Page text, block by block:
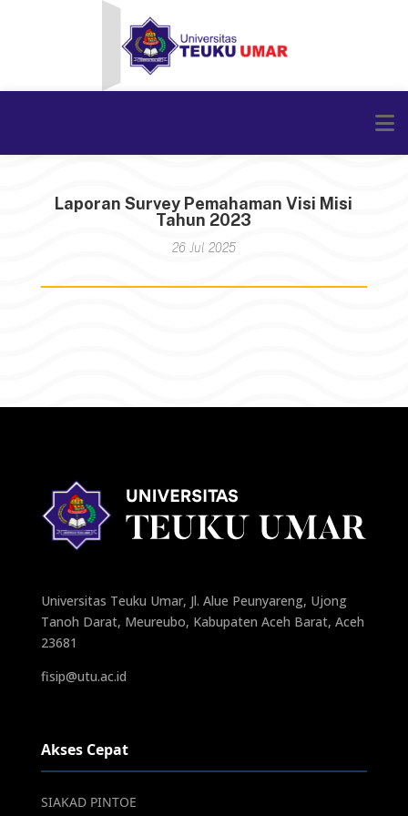
Laporan Survey Pemahaman Visi Misi
Tahun 2023
26 Jul 2025
Universitas Teuku Umar, Jl. Alue Peunyareng, Ujong
Tanoh Darat, Meureubo, Kabupaten Aceh Barat, Aceh
23681
fisip@utu.ac.id
Akses Cepat
SIAKAD PINTOE